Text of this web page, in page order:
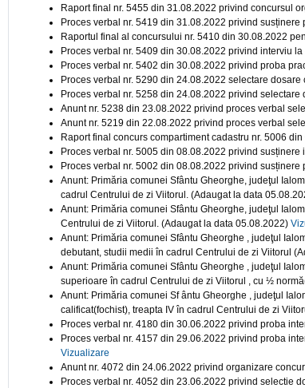
Raport final nr. 5455 din 31.08.2022 privind concursul
Proces verbal nr. 5419 din 31.08.2022 privind
Raportul final al concursului nr. 5410 din 30.08.2022
Proces verbal nr. 5409 din 30.08.2022 privind interviu
Proces verbal nr. 5402 din 30.08.2022 privind proba
Proces verbal nr. 5290 din 24.08.2022 selectare
Proces verbal nr. 5258 din 24.08.2022 privind
Anunt nr. 5238 din 23.08.2022 privind proces verbal
Anunt nr. 5219 din 22.08.2022 privind proces verbal
Raport final concurs compartiment cadastru nr. 5006
Proces verbal nr. 5005 din 08.08.2022 privind
Proces verbal nr. 5002 din 08.08.2022 privind
Anunt: Primăria comunei Sfântu Gheorghe, judeţul
cadrul Centrului de zi Viitorul. (Adaugat la data
Anunt: Primăria comunei Sfântu Gheorghe, judeţul
Centrului de zi Viitorul. (Adaugat la data 05.08.2022)
Anunt: Primăria comunei Sfântu Gheorghe , judeţul
debutant, studii medii în cadrul Centrului de zi Viitorul
Anunt: Primăria comunei Sfântu Gheorghe , judeţul
superioare în cadrul Centrului de zi Viitorul , cu ½
Anunt: Primăria comunei Sf ântu Gheorghe , judeţul
calificat(fochist), treapta IV în cadrul Centrului de zi
Proces verbal nr. 4180 din 30.06.2022 privind proba
Proces verbal nr. 4157 din 29.06.2022 privind proba
Vizualizare
Anunt nr. 4072 din 24.06.2022 privind organizare
Proces verbal nr. 4052 din 23.06.2022 privind selectie